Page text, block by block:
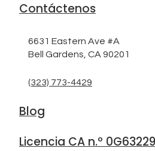
Contáctenos
6631 Eastern Ave #A
Bell Gardens, CA 90201
(323) 773-4429
Blog
Licencia CA n.º 0G63229